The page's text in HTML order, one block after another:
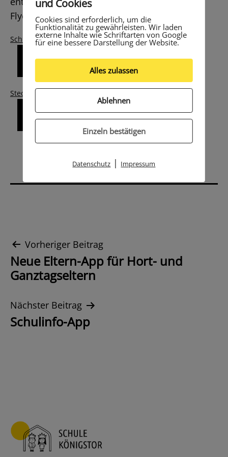
Flyern.
Schulpsychologie_Hessen_Flyer2020
Herunterladen
Steckbrief_Schulpsychologie_Elterninformation
Herunterladen
Beitrags-
Navigation
Vorheriger Beitrag
Neue Eltern-App für Hort- und
Ganztagseltern
Nächster Beitrag
Schulinfo-App
und Cookies
Cookies sind erforderlich, um die
Funktionalität zu gewährleisten. Wir laden
externe Inhalte wie Schriftarten von Google
für eine bessere Darstellung der Website.
Alles zulassen
Ablehnen
Einzeln bestätigen
Datenschutz | Impressum